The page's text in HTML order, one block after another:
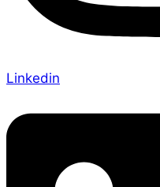
Linkedin